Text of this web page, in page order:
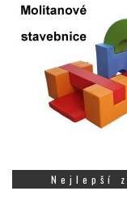
Nejlepší